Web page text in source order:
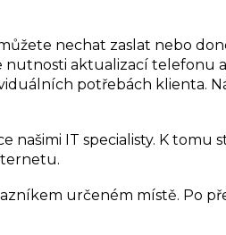
nechat zaslat nebo
aktualizací telefonu
potřebách klienta.
našimi IT specialisty. K
určeném místě. Po